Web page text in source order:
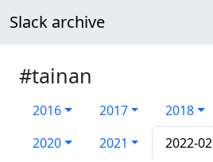
Slack archive
#tainan
2016 2017 2018
2020
2021 2022-02